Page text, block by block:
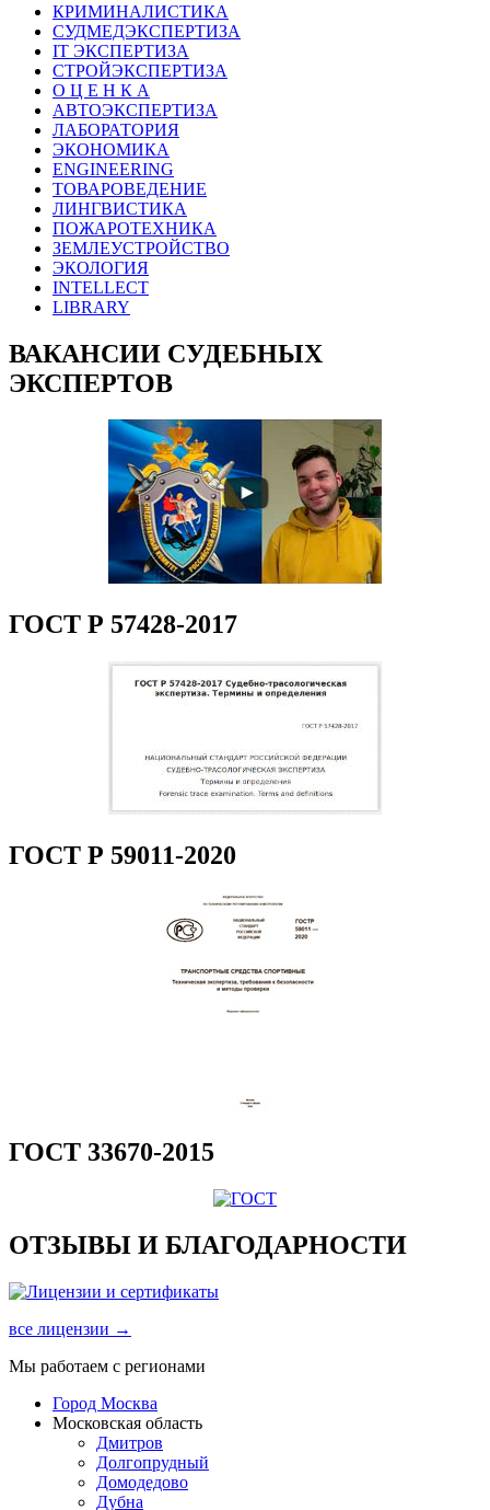
КРИМИНАЛИСТИКА
СУДМЕДЭКСПЕРТИЗА
IT ЭКСПЕРТИЗА
СТРОЙЭКСПЕРТИЗА
О Ц Е Н К А
АВТОЭКСПЕРТИЗА
ЛАБОРАТОРИЯ
ЭКОНОМИКА
ENGINEERING
ТОВАРОВЕДЕНИЕ
ЛИНГВИСТИКА
ПОЖАРОТЕХНИКА
ЗЕМЛЕУСТРОЙСТВО
ЭКОЛОГИЯ
INTELLECT
LIBRARY
ВАКАНСИИ СУДЕБНЫХ
ЭКСПЕРТОВ
ГОСТ Р 57428-2017
ГОСТ Р 59011-2020
ГОСТ 33670-2015
ОТЗЫВЫ И БЛАГОДАРНОСТИ
все лицензии →
Мы работаем с регионами
Город Москва
Московская область
Дмитров
Долгопрудный
Домодедово
Дубна